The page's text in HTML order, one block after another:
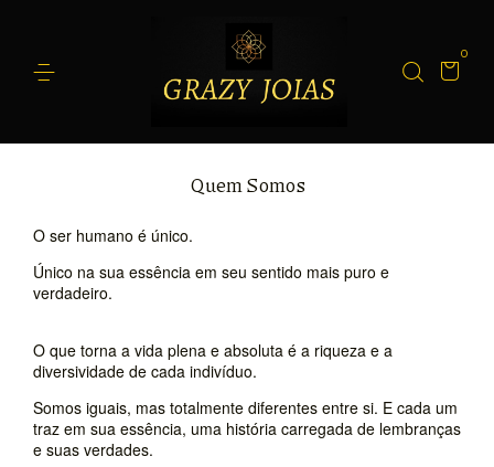
0
Quem Somos
O ser humano é único.
Único na sua essência em seu sentido mais puro e
verdadeiro.
O que torna a vida plena e absoluta é a riqueza e a
diversividade de cada indivíduo.
Somos iguais, mas totalmente diferentes entre si. E cada um
traz em sua essência, uma história carregada de lembranças
e suas verdades.